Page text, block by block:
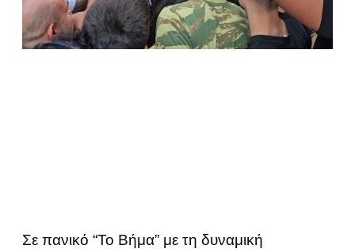
Σε πανικό “Το Βήμα” με τη δυναμική